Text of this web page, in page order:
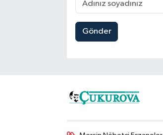
Gönder